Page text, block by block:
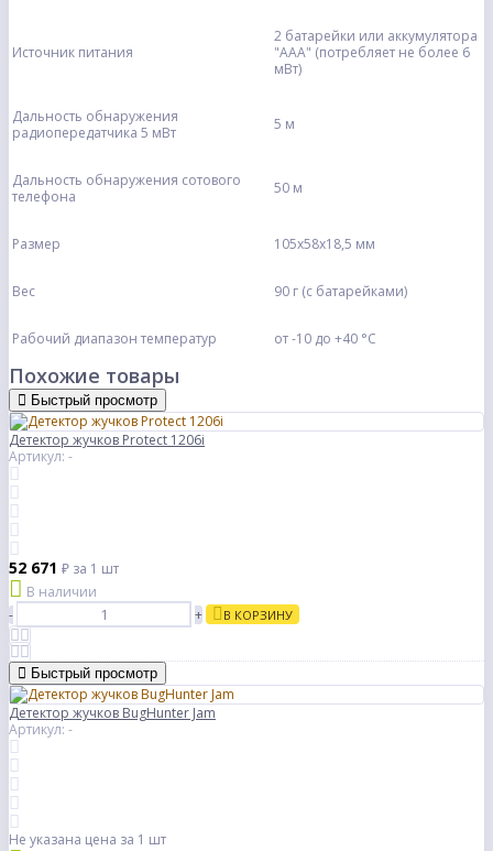
Источник питания
2 батарейки или аккумулятора
"ААА" (потребляет не более 6
мВт)
Дальность обнаружения
радиопередатчика 5 мВт
5 м
Дальность обнаружения сотового
телефона
50 м
Размер 105х58х18,5 мм
Вес 90 г (с батарейками)
Рабочий диапазон температур от -10 до +40 °С
Похожие товары
Быстрый просмотр
Детектор жучков Protect 1206i
Артикул: -
52 671 ₽ за 1 шт
В наличии
-
+ В КОРЗИНУ
Быстрый просмотр
Детектор жучков BugHunter Jam
Артикул: -
Не указана цена за 1 шт